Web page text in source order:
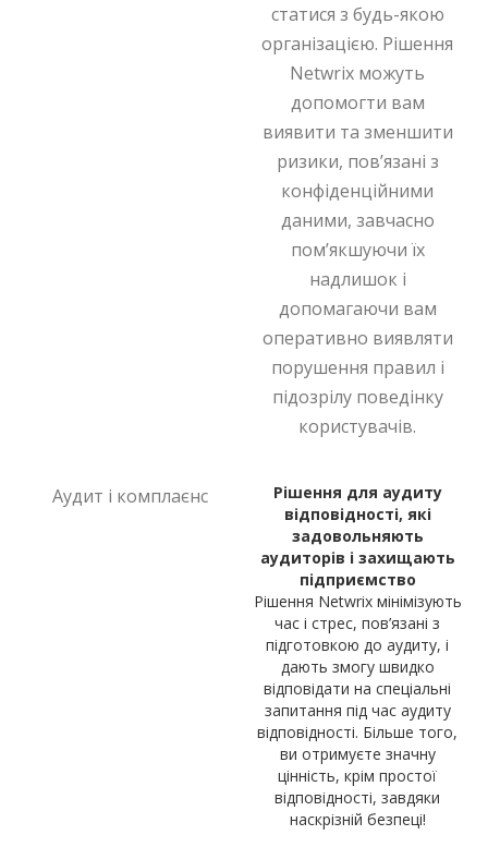
статися з будь-якою
організацією. Рішення
Netwrix можуть
допомогти вам
виявити та зменшити
ризики, пов’язані з
конфіденційними
даними, завчасно
пом’якшуючи їх
надлишок і
допомагаючи вам
оперативно виявляти
порушення правил і
підозрілу поведінку
користувачів.
Аудит і комплаєнс
Рішення для аудиту
відповідності, які
задовольняють
аудиторів і захищають
підприємство
Рішення Netwrix мінімізують
час і стрес, пов’язані з
підготовкою до аудиту, і
дають змогу швидко
відповідати на спеціальні
запитання під час аудиту
відповідності. Більше того,
ви отримуєте значну
цінність, крім простої
відповідності, завдяки
наскрізній безпеці!